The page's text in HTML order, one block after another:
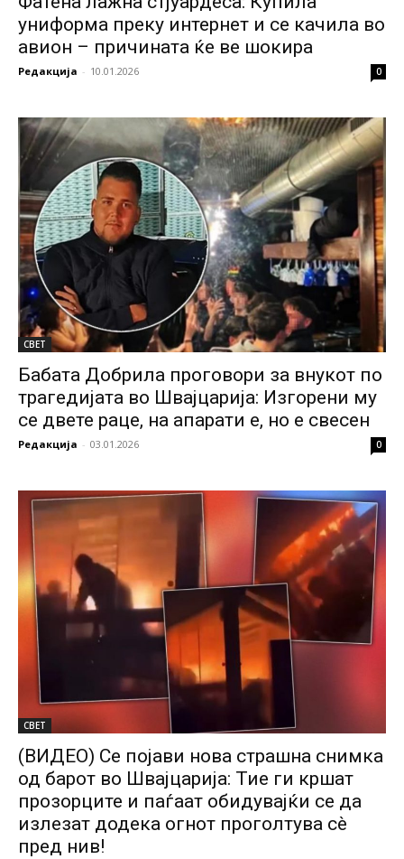
униформа преку интернет и се качила во
авион – причината ќе ве шокира
Редакција - 10.01.2026 0
СВЕТ
Бабата Добрила проговори за внукот по
трагедијата во Швајцарија: Изгорени му
се двете раце, на апарати е, но е свесен
Редакција - 03.01.2026 0
СВЕТ
(ВИДЕО) Се појави нова страшна снимка
од барот во Швајцарија: Тие ги кршат
прозорците и паѓаат обидувајќи се да
излезат додека огнот проголтува сè
пред нив!